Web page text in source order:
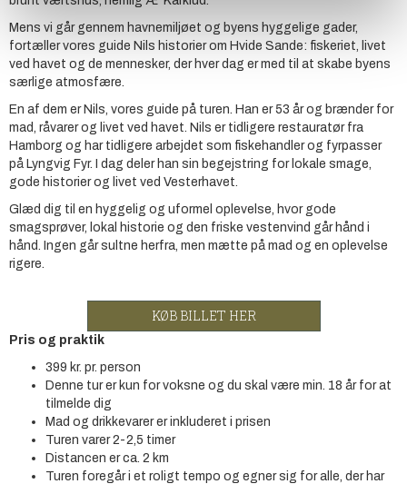
Mens vi går gennem havnemiljøet og byens hyggelige gader,
fortæller vores guide Nils historier om Hvide Sande: fiskeriet, livet
ved havet og de mennesker, der hver dag er med til at skabe byens
særlige atmosfære.
En af dem er Nils, vores guide på turen. Han er 53 år og brænder for
mad, råvarer og livet ved havet. Nils er tidligere restauratør fra
Hamborg og har tidligere arbejdet som fiskehandler og fyrpasser
på Lyngvig Fyr. I dag deler han sin begejstring for lokale smage,
gode historier og livet ved Vesterhavet.
Glæd dig til en hyggelig og uformel oplevelse, hvor gode
smagsprøver, lokal historie og den friske vestenvind går hånd i
hånd. Ingen går sultne herfra, men mætte på mad og en oplevelse
rigere.
KØB BILLET HER
Pris og praktik
399 kr. pr. person
Denne tur er kun for voksne og du skal være min. 18 år for at
tilmelde dig
Mad og drikkevarer er inkluderet i prisen
Turen varer 2-2,5 timer
Distancen er ca. 2 km
Turen foregår i et roligt tempo og egner sig for alle, der har